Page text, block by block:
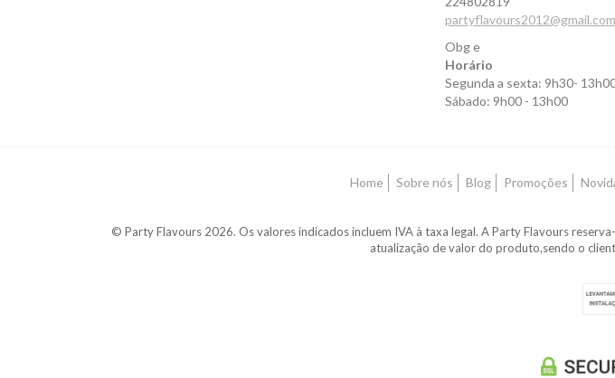
partyflavours2012@gmail.com
Obg e
Horário
Segunda a sexta: 9h30-
Sábado: 9h00 - 13h00
Home Sobre nós Blog Promoções
© Party Flavours 2026. Os valores indicados incluem IVA à taxa legal. A Party Flavours
atualização de valor do produto,sendo o